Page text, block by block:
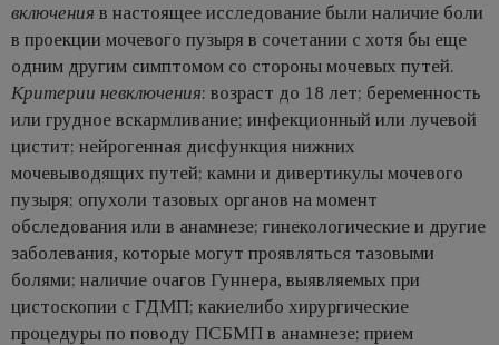
включения в настоящее исследование были наличие боли
в проекции мочевого пузыря в сочетании с хотя бы еще
одним другим симптомом со стороны мочевых путей.
Критерии невключения: возраст до 18 лет; беременность
или грудное вскармливание; инфекционный или лучевой
цистит; нейрогенная дисфункция нижних
мочевыводящих путей; камни и дивертикулы мочевого
пузыря; опухоли тазовых органов на момент
обследования или в анамнезе; гинекологические и другие
заболевания, которые могут проявляться тазовыми
болями; наличие очагов Гуннера, выявляемых при
цистоскопии с ГДМП; какиелибо хирургические
процедуры по поводу ПСБМП в анамнезе; прием